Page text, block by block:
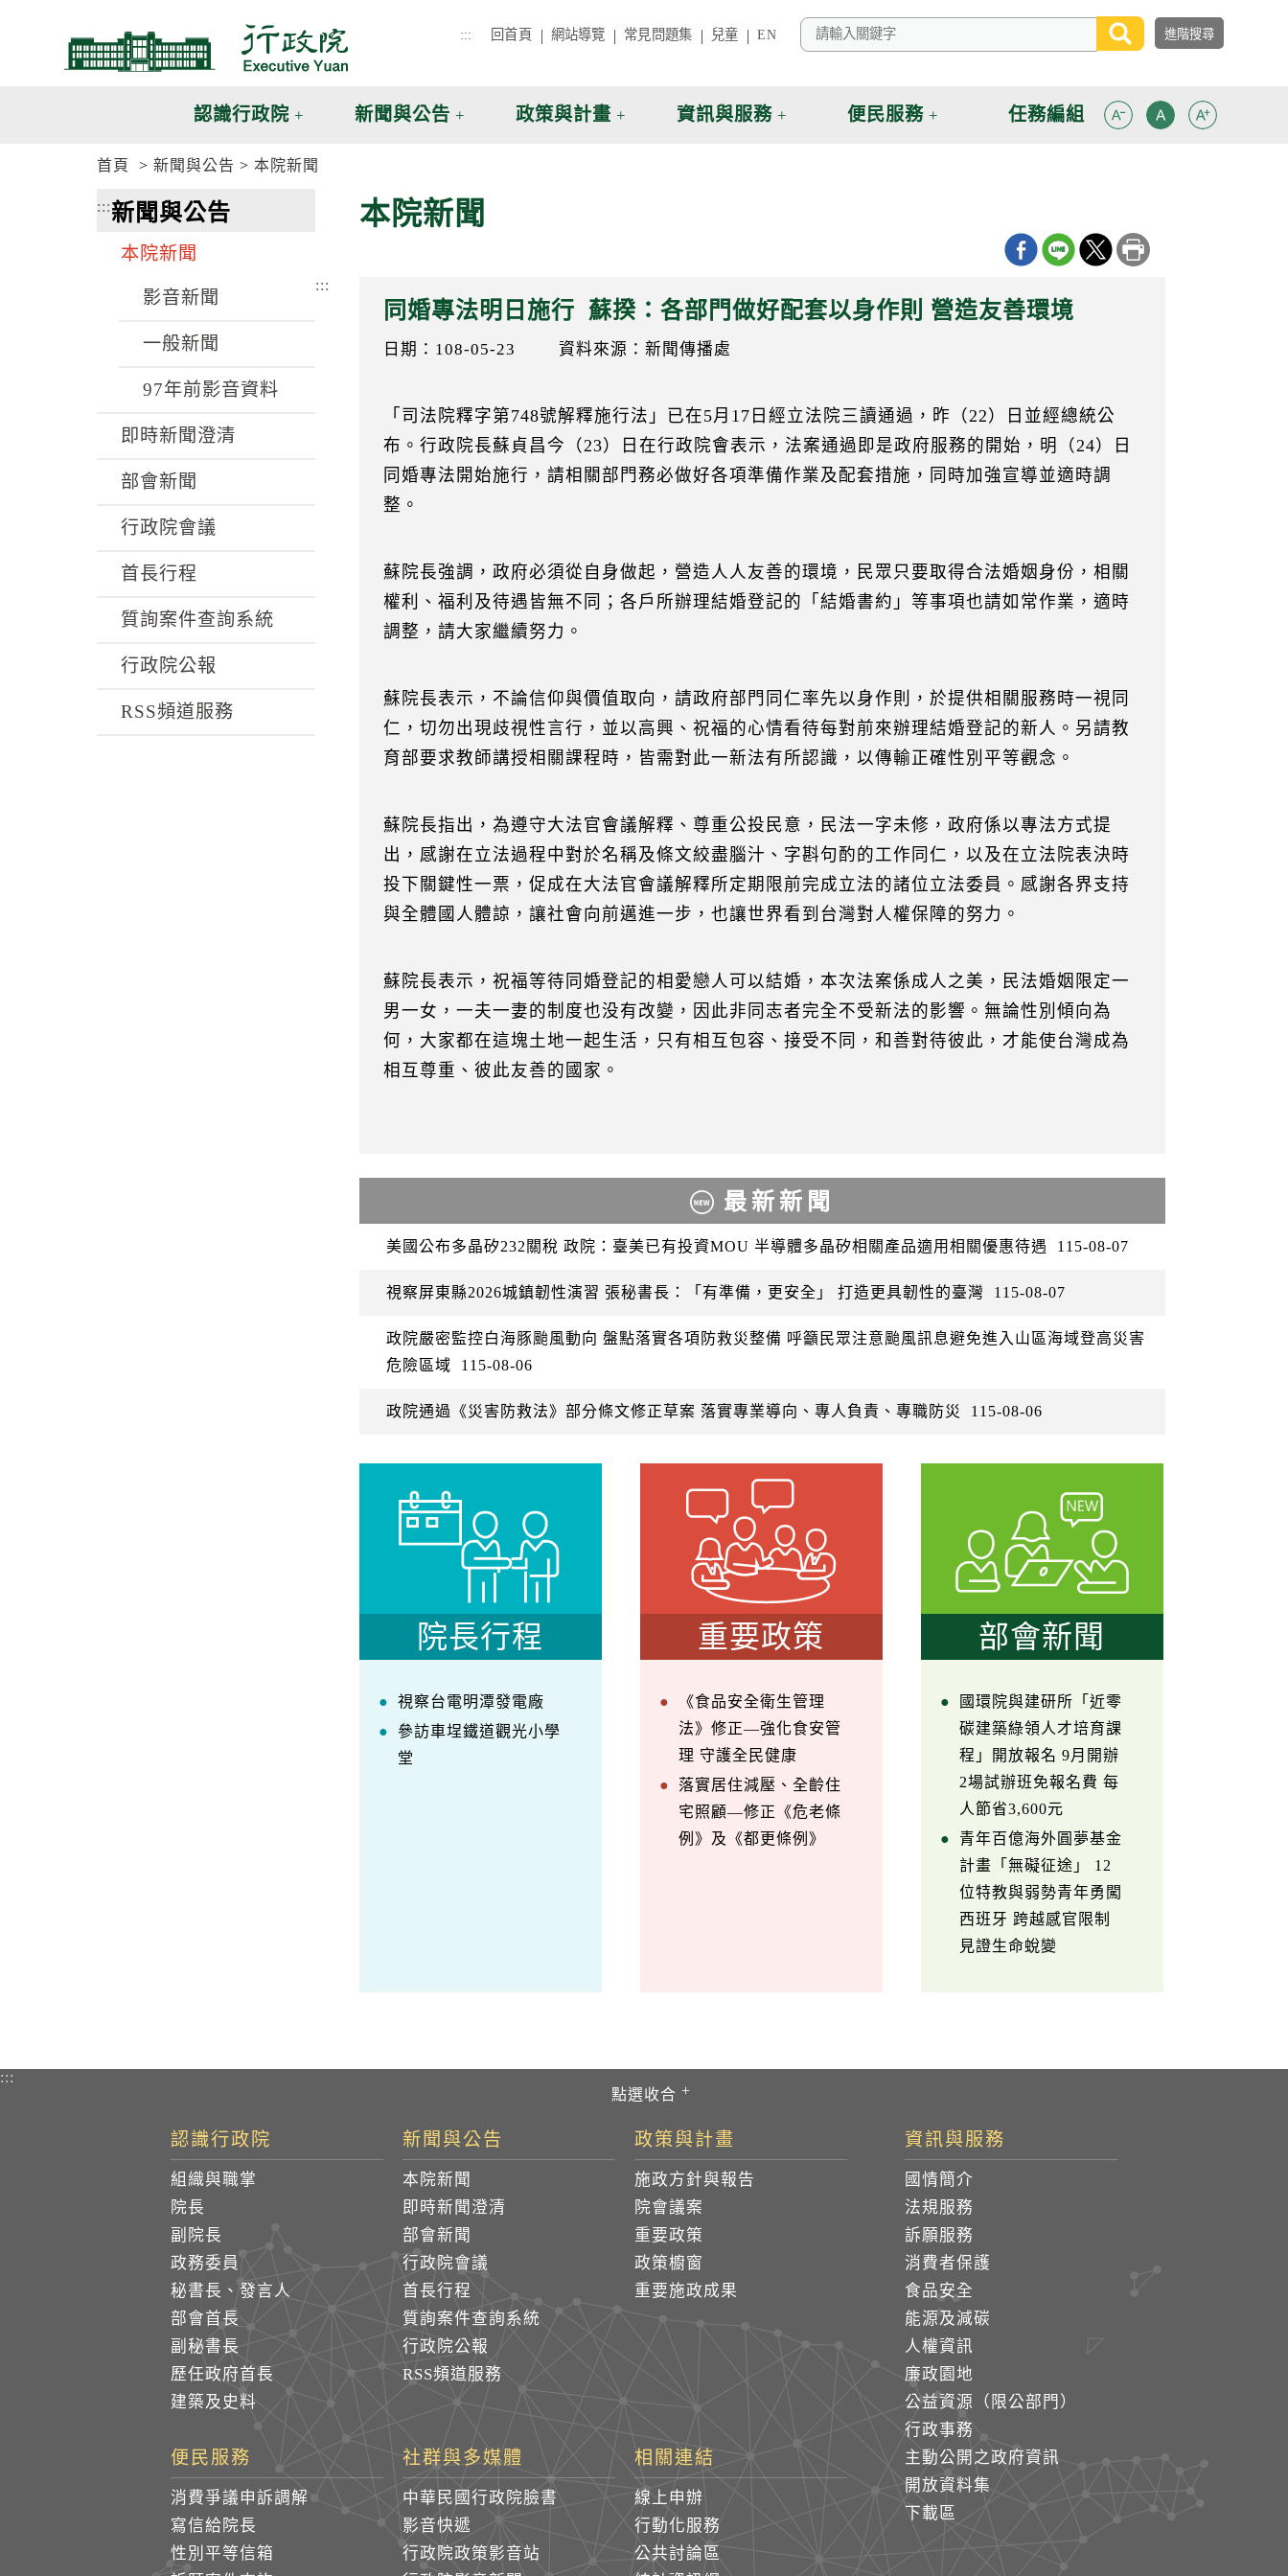
::: 回首頁 網站導覽 常見問題集 兒童 EN
認識行政院 新聞與公告 政策與計畫 資訊與服務 便民服務 任務編組
首頁 新聞與公告 本院新聞
:::新聞與公告
本院新聞
影音新聞
一般新聞
97年前影音資料
即時新聞澄清
部會新聞
行政院會議
首長行程
質詢案件查詢系統
行政院公報
RSS頻道服務
本院新聞
:::
同婚專法明日施行 蘇揆：各部門做好配套以身作則 營造友善環境
日期：108-05-23 資料來源：新聞傳播處
「司法院釋字第748號解釋施行法」已在5月17日經立法院三讀通過，昨（22）日並經總統公
布。行政院長蘇貞昌今（23）日在行政院會表示，法案通過即是政府服務的開始，明（24）日
同婚專法開始施行，請相關部門務必做好各項準備作業及配套措施，同時加強宣導並適時調
整。
蘇院長強調，政府必須從自身做起，營造人人友善的環境，民眾只要取得合法婚姻身份，相關
權利、福利及待遇皆無不同；各戶所辦理結婚登記的「結婚書約」等事項也請如常作業，適時
調整，請大家繼續努力。
蘇院長表示，不論信仰與價值取向，請政府部門同仁率先以身作則，於提供相關服務時一視同
仁，切勿出現歧視性言行，並以高興、祝福的心情看待每對前來辦理結婚登記的新人。另請教
育部要求教師講授相關課程時，皆需對此一新法有所認識，以傳輸正確性別平等觀念。
蘇院長指出，為遵守大法官會議解釋、尊重公投民意，民法一字未修，政府係以專法方式提
出，感謝在立法過程中對於名稱及條文絞盡腦汁、字斟句酌的工作同仁，以及在立法院表決時
投下關鍵性一票，促成在大法官會議解釋所定期限前完成立法的諸位立法委員。感謝各界支持
與全體國人體諒，讓社會向前邁進一步，也讓世界看到台灣對人權保障的努力。
蘇院長表示，祝福等待同婚登記的相愛戀人可以結婚，本次法案係成人之美，民法婚姻限定一
男一女，一夫一妻的制度也没有改變，因此非同志者完全不受新法的影響。無論性別傾向為
何，大家都在這塊土地一起生活，只有相互包容、接受不同，和善對待彼此，才能使台灣成為
相互尊重、彼此友善的國家。
最新新聞
美國公布多晶矽232關稅 政院：臺美已有投資MOU 半導體多晶矽相關產品適用相關優惠待遇 115-08-07
視察屏東縣2026城鎮韌性演習 張秘書長：「有準備，更安全」 打造更具韌性的臺灣 115-08-07
政院嚴密監控白海豚颱風動向 盤點落實各項防救災整備 呼籲民眾注意颱風訊息避免進入山區海域登高災害
危險區域
115-08-06
政院通過《災害防救法》部分條文修正草案 落實專業導向、專人負責、專職防災 115-08-06
院長行程
視察台電明潭發電廠
參訪車埕鐵道觀光小學
堂
重要政策
《食品安全衛生管理
法》修正—強化食安管
理 守護全民健康
落實居住減壓、全齡住
宅照顧—修正《危老條
例》及《都更條例》
部會新聞
國環院與建研所「近零
碳建築綠領人才培育課
程」開放報名 9月開辦
2場試辦班免報名費 每
人節省3,600元
青年百億海外圓夢基金
計畫「無礙征途」 12
位特教與弱勢青年勇闖
西班牙 跨越感官限制
見證生命蛻變
:::
認識行政院
組織與職掌
院長
副院長
政務委員
秘書長、發言人
部會首長
副秘書長
歷任政府首長
建築及史料
新聞與公告
本院新聞
即時新聞澄清
部會新聞
行政院會議
首長行程
質詢案件查詢系統
行政院公報
RSS頻道服務
政策與計畫
施政方針與報告
院會議案
重要政策
政策櫥窗
重要施政成果
資訊與服務
國情簡介
法規服務
訴願服務
消費者保護
食品安全
能源及減碳
人權資訊
廉政園地
公益資源（限公部門）
行政事務
主動公開之政府資訊
開放資料集
下載區
便民服務
消費爭議申訴調解
寫信給院長
性別平等信箱
社群與多媒體
中華民國行政院臉書
影音快遞
行政院政策影音站
相關連結
線上申辦
行動化服務
公共討論區